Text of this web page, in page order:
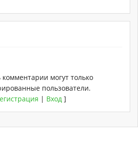
комментарии могут только
пользователи.
| Вход ]